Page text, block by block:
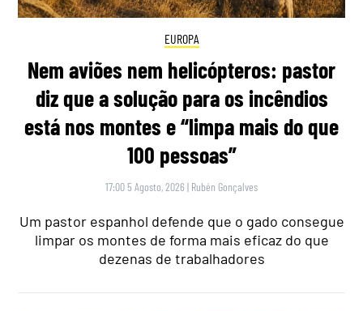
EUROPA
Nem aviões nem helicópteros: pastor
diz que a solução para os incêndios
está nos montes e “limpa mais do que
100 pessoas”
17:00 5 Agosto, 2026 | Rubén Gonçalves
Um pastor espanhol defende que o gado consegue
limpar os montes de forma mais eficaz do que
dezenas de trabalhadores